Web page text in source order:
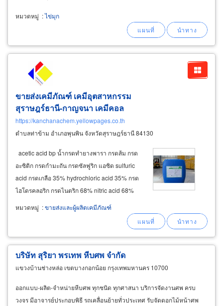
หมวดหมู่ :ไข่มุก
ขายส่งเคมีภัณฑ์ เคมีอุตสาหกรรม
สุราษฎร์ธานี-กาญจนา เคมีคอล
https://kanchanachem.yellowpages.co.th
ตำบลท่าข้าม อำเภอพุนพิน จังหวัดสุราษฎร์ธานี 84130
acetic acid bp น้ำกรดทำยางพารา กรดส้ม กรด
อะซิติก กรดกำมะถัน กรดซัลฟูริก แอซิด sulfuric
acid กรดเกลือ 35% hydrochloric acid 35% กรด
ไฮโดรคลอริก กรดไนตริก 68% nitric acid 68%
กรดฟอสฟอริค 85% phosphoric acid 85% ฟู้ด
หมวดหมู่ :ขายส่งและผู้ผลิตเคมีภัณฑ์
บริษัท สุริยา พรเทพ หีบศพ จำกัด
แขวงบ้านช่างหล่อ เขตบางกอกน้อย กรุงเทพมหานคร 10700
ออกแบบ-ผลิต-จำหน่ายหีบศพ ทุกชนิด ทุกศาสนา บริการจัดงานศพ ครบ
วงจร มีอาจารย์ประกอบพิธี รถเคลื่อนย้ายทั่วประเทศ รับจัดดอกไม้หน้าศพ